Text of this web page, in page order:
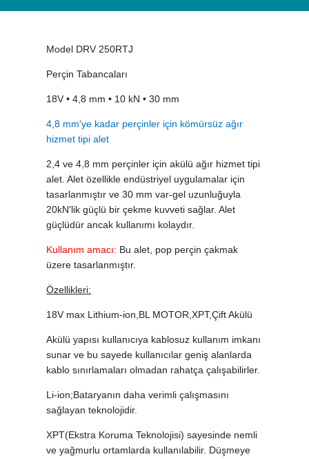
Model DRV 250RTJ
Perçin Tabancaları
18V • 4,8 mm • 10 kN • 30 mm
4,8 mm'ye kadar perçinler için kömürsüz ağır
hizmet tipi alet
2,4 ve 4,8 mm perçinler için akülü ağır hizmet tipi
alet. Alet özellikle endüstriyel uygulamalar için
tasarlanmıştır ve 30 mm var-gel uzunluğuyla
20kN'lik güçlü bir çekme kuvveti sağlar. Alet
güçlüdür ancak kullanımı kolaydır.
Kullanım amacı: Bu alet, pop perçin çakmak
üzere tasarlanmıştır.
Özellikleri:
18V max Lithium-ion,BL MOTOR,XPT,Çift Akülü
Akülü yapısı kullanıcıya kablosuz kullanım imkanı
sunar ve bu sayede kullanıcılar geniş alanlarda
kablo sınırlamaları olmadan rahatça çalışabilirler.
Li-ion;Bataryanın daha verimli çalışmasını
sağlayan teknolojidir.
XPT(Ekstra Koruma Teknolojisi) sayesinde nemli
ve yağmurlu ortamlarda kullanılabilir. Düşmeye